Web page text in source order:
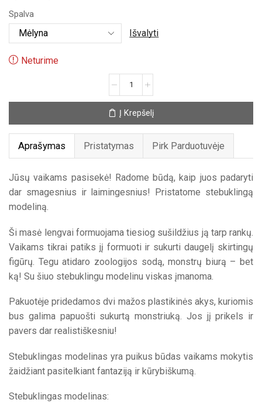
was:
7,24€.6,00€.
Spalva
Išvalyti
Neturime
produkto
Stebuklingas
modelinas
Į Krepšelį
Aprašymas Pristatymas Pirk Parduotuvėje
Jūsų vaikams pasisekė! Radome būdą, kaip juos padaryti
dar smagesnius ir laimingesnius! Pristatome stebuklingą
modeliną.
Ši masė lengvai formuojama tiesiog sušildžius ją tarp rankų.
Vaikams tikrai patiks jį formuoti ir sukurti daugelį skirtingų
figūrų. Tegu atidaro zoologijos sodą, monstrų biurą – bet
ką! Su šiuo stebuklingu modelinu viskas įmanoma.
Pakuotėje pridedamos dvi mažos plastikinės akys, kuriomis
bus galima papuošti sukurtą monstriuką. Jos jį prikels ir
pavers dar realistiškesniu!
Stebuklingas modelinas yra puikus būdas vaikams mokytis
žaidžiant pasitelkiant fantaziją ir kūrybiškumą.
Stebuklingas modelinas: